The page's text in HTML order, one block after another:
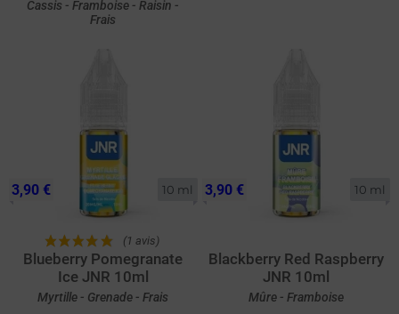
Cassis - Framboise - Raisin -
Frais
10 ml
(1 avis)
Blueberry Pomegranate
Ice JNR 10ml
Myrtille - Grenade - Frais
3,90 € 10 ml
Blackberry Red Raspberry
JNR 10ml
Mûre - Framboise
3,90 €